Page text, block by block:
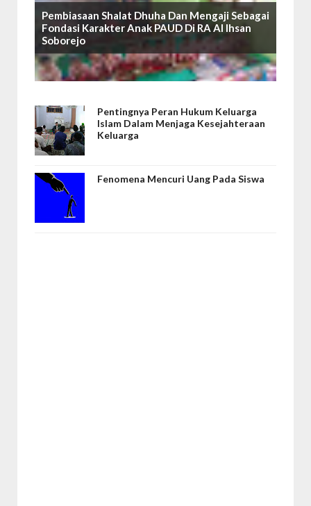
Pembiasaan Shalat Dhuha Dan Mengaji Sebagai
Fondasi Karakter Anak PAUD Di RA Al Ihsan
Soborejo
Pentingnya Peran Hukum Keluarga
Islam Dalam Menjaga Kesejahteraan
Keluarga
Fenomena Mencuri Uang Pada Siswa